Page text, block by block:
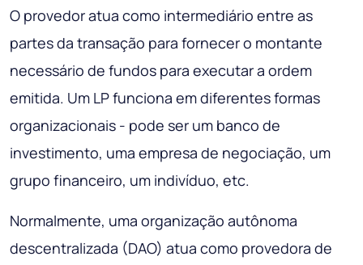
O provedor atua como intermediário entre as
partes da transação para fornecer o montante
necessário de fundos para executar a ordem
emitida. Um LP funciona em diferentes formas
organizacionais - pode ser um banco de
investimento, uma empresa de negociação, um
grupo financeiro, um indivíduo, etc.
Normalmente, uma organização autônoma
descentralizada (DAO) atua como provedora de